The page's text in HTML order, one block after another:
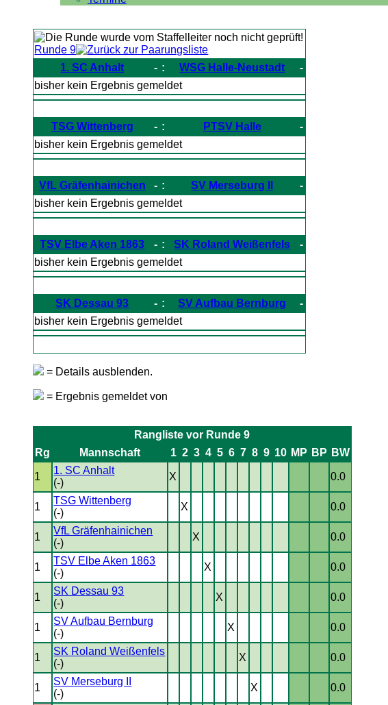
Runde 9
1. SC Anhalt
- : WSG Halle-Neustadt
-
bisher kein Ergebnis gemeldet
TSG Wittenberg - : PTSV Halle
-
bisher kein Ergebnis gemeldet
VfL Gräfenhainichen - : SV Merseburg II
-
bisher kein Ergebnis gemeldet
TSV Elbe Aken 1863 - : SK Roland Weißenfels
-
bisher kein Ergebnis gemeldet
SK Dessau 93 - : SV Aufbau Bernburg
-
bisher kein Ergebnis gemeldet
= Details ausblenden.
= Ergebnis gemeldet von
Rangliste vor Runde 9
Rg
Mannschaft 1 2 3 4 5 6 7 8 9 10 MP BP BW
1
1. SC Anhalt
(-)
X 0.0
1
TSG Wittenberg
(-)
X 0.0
1
VfL Gräfenhainichen
(-)
X 0.0
1
TSV Elbe Aken 1863
(-)
X 0.0
1
SK Dessau 93
(-)
X 0.0
1
SV Aufbau Bernburg
(-)
X 0.0
1
SK Roland Weißenfels
(-)
X 0.0
1
SV Merseburg II
(-)
X 0.0